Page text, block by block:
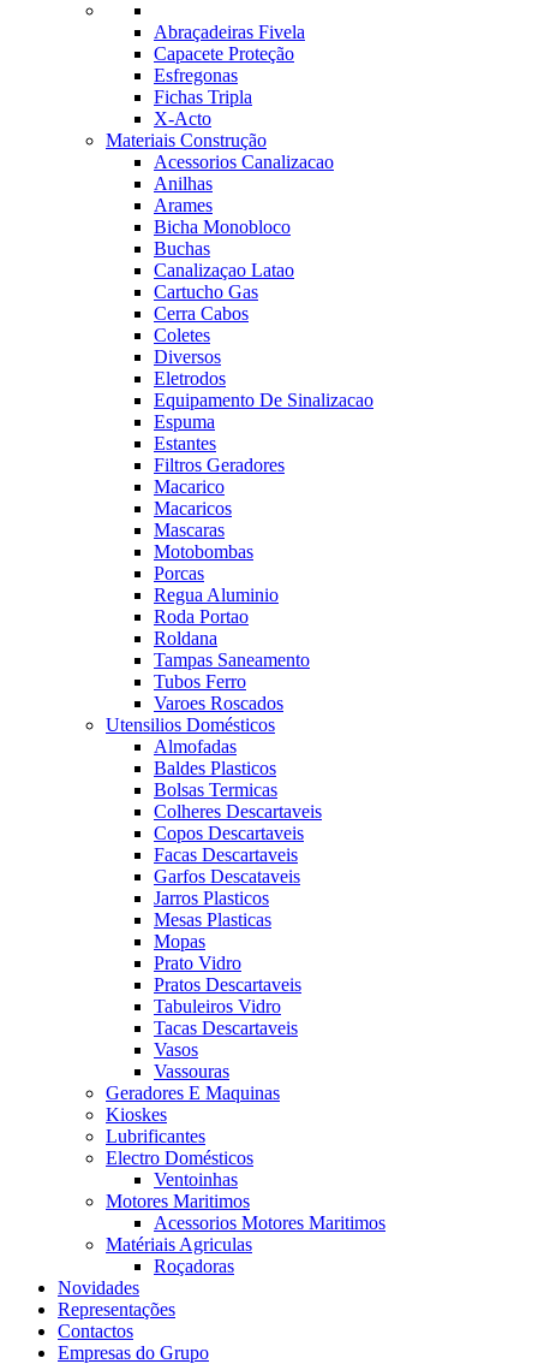
Abraçadeiras Fivela
Capacete Proteção
Esfregonas
Fichas Tripla
X-Acto
Materiais Construção
Acessorios Canalizacao
Anilhas
Arames
Bicha Monobloco
Buchas
Canalizaçao Latao
Cartucho Gas
Cerra Cabos
Coletes
Diversos
Eletrodos
Equipamento De Sinalizacao
Espuma
Estantes
Filtros Geradores
Macarico
Macaricos
Mascaras
Motobombas
Porcas
Regua Aluminio
Roda Portao
Roldana
Tampas Saneamento
Tubos Ferro
Varoes Roscados
Utensilios Domésticos
Almofadas
Baldes Plasticos
Bolsas Termicas
Colheres Descartaveis
Copos Descartaveis
Facas Descartaveis
Garfos Descataveis
Jarros Plasticos
Mesas Plasticas
Mopas
Prato Vidro
Pratos Descartaveis
Tabuleiros Vidro
Tacas Descartaveis
Vasos
Vassouras
Geradores E Maquinas
Kioskes
Lubrificantes
Electro Domésticos
Ventoinhas
Motores Maritimos
Acessorios Motores Maritimos
Matériais Agriculas
Roçadoras
Novidades
Representações
Contactos
Empresas do Grupo